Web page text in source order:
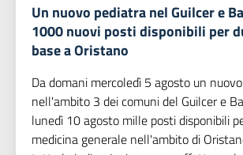
Un nuovo pediatra nel Guilcer e
1000 nuovi posti disponibili per
base a Oristano
Da domani mercoledì 5 agosto un
nell'ambito 3 dei comuni del Guilcer e
lunedì 10 agosto mille posti disponibili
medicina generale nell'ambito di